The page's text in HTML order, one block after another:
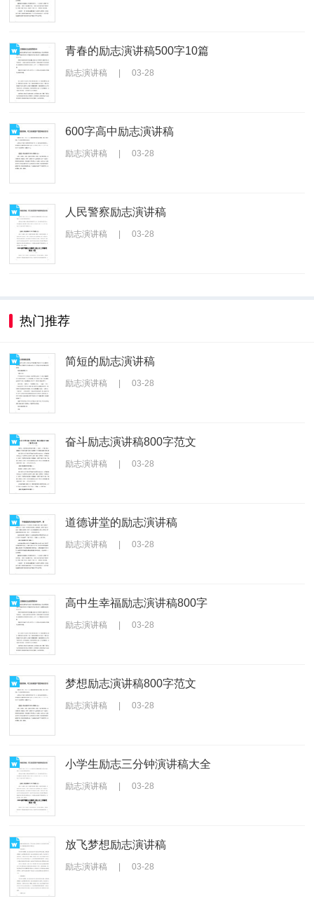
青春的励志演讲稿500字10篇
励志演讲稿 | 03-28
600字高中励志演讲稿
励志演讲稿 | 03-28
人民警察励志演讲稿
励志演讲稿 | 03-28
热门推荐
简短的励志演讲稿
励志演讲稿 03-28
奋斗励志演讲稿800字范文
励志演讲稿 03-28
道德讲堂的励志演讲稿
励志演讲稿 03-28
高中生幸福励志演讲稿800字
励志演讲稿 03-28
梦想励志演讲稿800字范文
励志演讲稿 03-28
小学生励志三分钟演讲稿大全
励志演讲稿 03-28
放飞梦想励志演讲稿
励志演讲稿 03-28